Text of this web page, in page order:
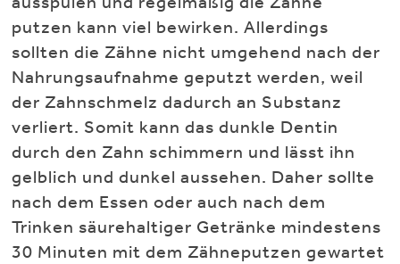
putzen kann viel bewirken. Allerdings
sollten die Zähne nicht umgehend nach der
Nahrungsaufnahme geputzt werden, weil
der Zahnschmelz dadurch an Substanz
verliert. Somit kann das dunkle Dentin
durch den Zahn schimmern und lässt ihn
gelblich und dunkel aussehen. Daher sollte
nach dem Essen oder auch nach dem
Trinken säurehaltiger Getränke mindestens
30 Minuten mit dem Zähneputzen gewartet